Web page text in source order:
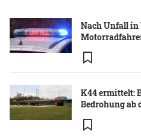
Nach Unfall
K44 ermittelt:
Bedrohung ab